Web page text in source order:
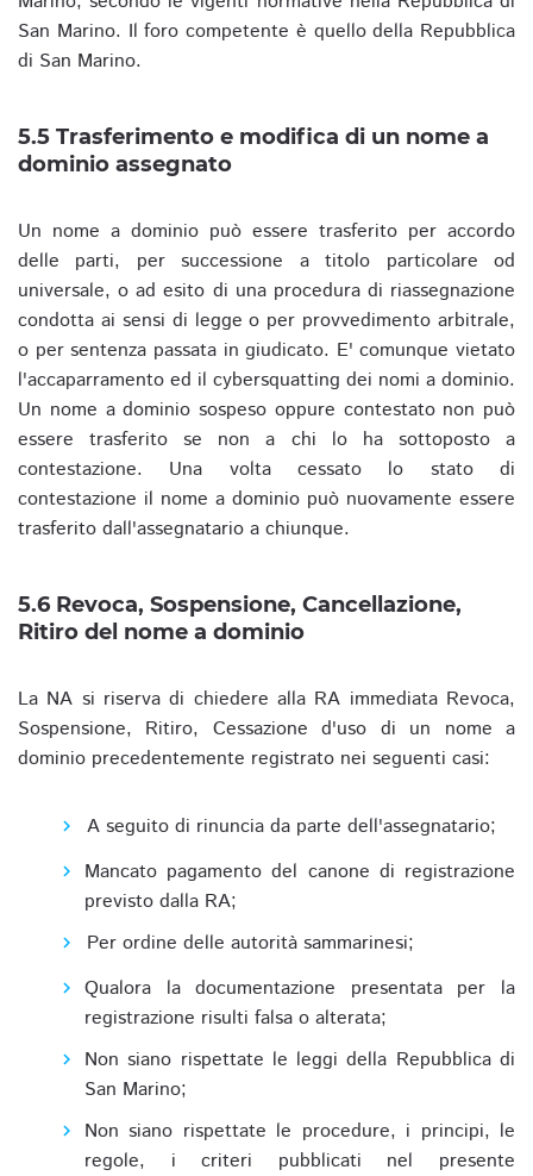
San Marino. Il foro competente è quello della Repubblica
di San Marino.
5.5 Trasferimento e modifica di un nome a
dominio assegnato
Un nome a dominio può essere trasferito per accordo
delle parti, per successione a titolo particolare od
universale, o ad esito di una procedura di riassegnazione
condotta ai sensi di legge o per provvedimento arbitrale,
o per sentenza passata in giudicato. E' comunque vietato
l'accaparramento ed il cybersquatting dei nomi a dominio.
Un nome a dominio sospeso oppure contestato non può
essere trasferito se non a chi lo ha sottoposto a
contestazione. Una volta cessato lo stato di
contestazione il nome a dominio può nuovamente essere
trasferito dall'assegnatario a chiunque.
5.6 Revoca, Sospensione, Cancellazione,
Ritiro del nome a dominio
La NA si riserva di chiedere alla RA immediata Revoca,
Sospensione, Ritiro, Cessazione d'uso di un nome a
dominio precedentemente registrato nei seguenti casi:
A seguito di rinuncia da parte dell'assegnatario;
Mancato pagamento del canone di registrazione
previsto dalla RA;
Per ordine delle autorità sammarinesi;
Qualora la documentazione presentata per la
registrazione risulti falsa o alterata;
Non siano rispettate le leggi della Repubblica di
San Marino;
Non siano rispettate le procedure, i principi, le
regole, i criteri pubblicati nel presente